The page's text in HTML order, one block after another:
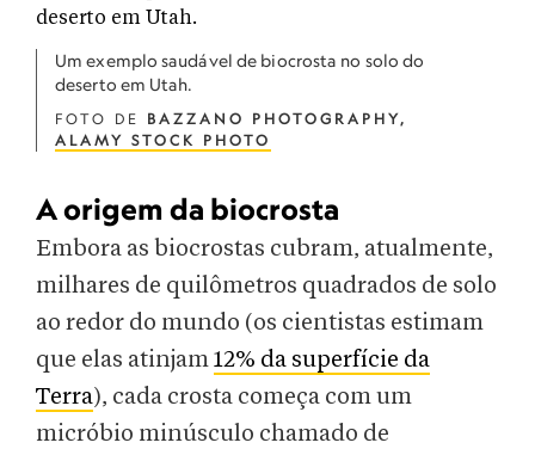
Um exemplo saudável de biocrosta no solo do
deserto em Utah.
FOTO DE BAZZANO PHOTOGRAPHY,
ALAMY STOCK PHOTO
A origem da biocrosta
Embora as biocrostas cubram, atualmente,
milhares de quilômetros quadrados de solo
ao redor do mundo (os cientistas estimam
que elas atinjam12% da superfície da
Terra), cada crosta começa com um
micróbio minúsculo chamado de